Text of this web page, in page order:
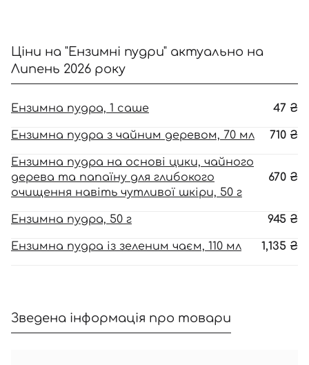
Ціни на "Ензимні пудри" актуально на
Липень 2026 року
Ензимна пудра, 1 саше 47 ₴
Ензимна пудра з чайним деревом, 70 мл 710 ₴
Ензимна пудра на основі цики, чайного
дерева та папаїну для глибокого
очищення навіть чутливої шкіри, 50 г
670 ₴
Ензимна пудра, 50 г 945 ₴
Ензимна пудра із зеленим чаєм, 110 мл 1,135 ₴
Зведена інформація про товари